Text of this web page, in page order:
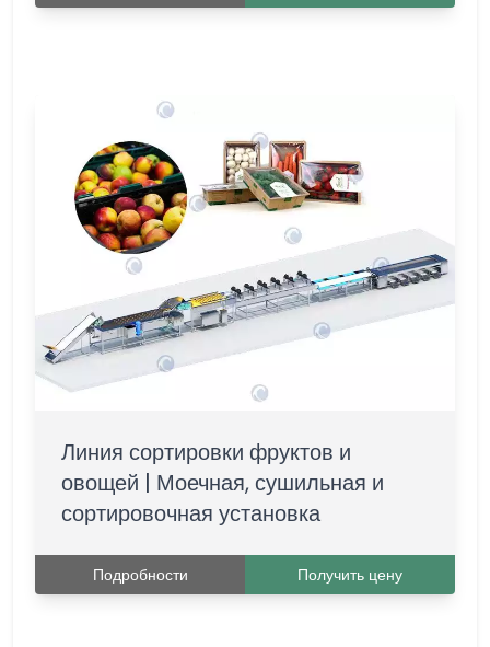
Линия сортировки фруктов и
овощей | Моечная, сушильная и
сортировочная установка
Подробности Получить цену